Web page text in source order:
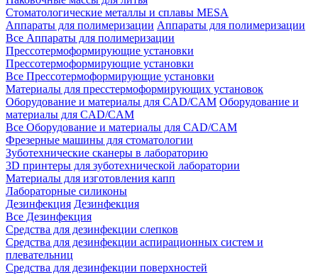
Стоматологические металлы и сплавы MESA
Аппараты для полимеризации Аппараты для полимеризации
Все Аппараты для полимеризации
Прессотермоформирующие установки
Прессотермоформирующие установки
Все Прессотермоформирующие установки
Материалы для пресстермоформирующих установок
Оборудование и материалы для CAD/CAM Оборудование и
материалы для CAD/CAM
Все Оборудование и материалы для CAD/CAM
Фрезерные машины для стоматологии
Зуботехнические сканеры в лабораторию
3D принтеры для зуботехнической лаборатории
Материалы для изготовления капп
Лабораторные силиконы
Дезинфекция Дезинфекция
Все Дезинфекция
Средства для дезинфекции слепков
Средства для дезинфекции аспирационных систем и
плевательниц
Средства для дезинфекции поверхностей